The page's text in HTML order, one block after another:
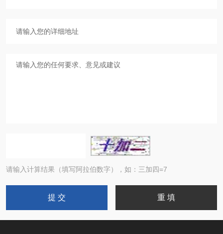
请输入计算结果（填写阿拉伯数字），如：三加四=7